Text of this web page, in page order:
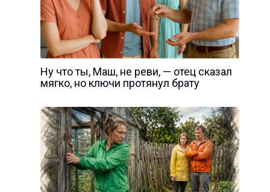
Ну что ты, Маш, не реви, — отец сказал
мягко, но ключи протянул брату